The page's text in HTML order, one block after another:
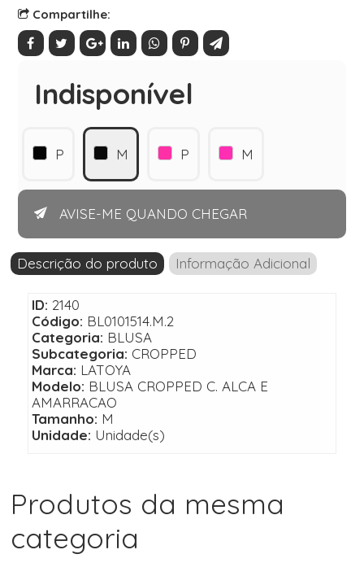
Compartilhe:
Indisponível
P M P M
AVISE-ME QUANDO CHEGAR
Descrição do produto Informação Adicional
ID: 2140
Código: BL0101514.M.2
Categoria: BLUSA
Subcategoria: CROPPED
Marca: LATOYA
Modelo: BLUSA CROPPED C. ALCA E
AMARRACAO
Tamanho: M
Unidade: Unidade(s)
Produtos da mesma
categoria